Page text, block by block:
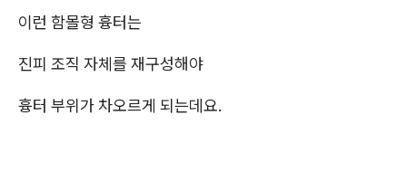
이런 함몰형 흉터는
진피 조직 자체를 재구성해야
흉터 부위가 차오르게 되는데요.